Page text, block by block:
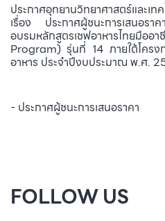
ประกาศอุทยานวิทยาศาสตร์และเ
เรื่อง ประกาศผู้ชนะการเสนอรา
อบรมหลักสูตรเชฟอาหารไทย
Program) รุ่นที่ 14 ภายใต้โครงก
อาหาร ประจำปีงบประมาณ พ.ศ.
- ประกาศผู้ชนะการเสนอราคา
FOLLOW US